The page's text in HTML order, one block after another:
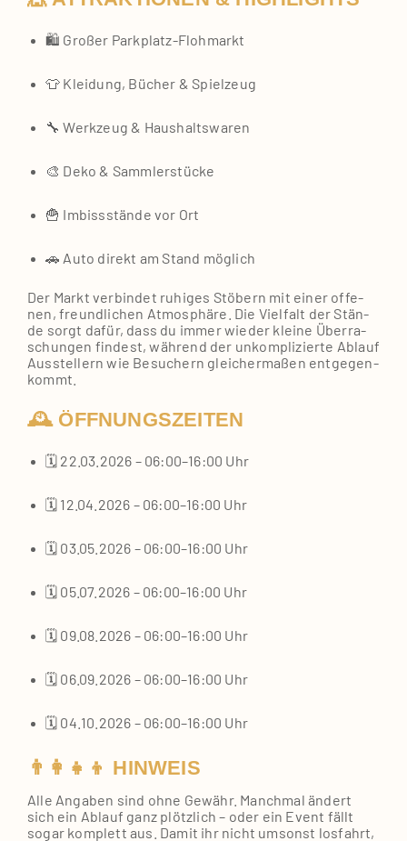
🛍️ Gro­ßer Parkplatz‑Flohmarkt
👕 Klei­dung, Bücher & Spiel­zeug
🔧 Werk­zeug & Haus­halts­wa­ren
🎨 Deko & Samm­ler­stü­cke
🍟 Imbiss­stän­de vor Ort
🚗 Auto direkt am Stand mög­lich
Der Markt ver­bin­det ruhi­ges Stö­bern mit einer offe­
nen, freund­li­chen Atmo­sphä­re. Die Viel­falt der Stän­
de sorgt dafür, dass du immer wie­der klei­ne Über­ra­
schun­gen fin­dest, wäh­rend der unkom­pli­zier­te Ablauf
Aus­stel­lern wie Besu­chern glei­cher­ma­ßen ent­ge­gen­
kommt.
🕰️ ÖFFNUNGSZEITEN
🗓️ 22.03.2026 – 06:00–16:00 Uhr
🗓️ 12.04.2026 – 06:00–16:00 Uhr
🗓️ 03.05.2026 – 06:00–16:00 Uhr
🗓️ 05.07.2026 – 06:00–16:00 Uhr
🗓️ 09.08.2026 – 06:00–16:00 Uhr
🗓️ 06.09.2026 – 06:00–16:00 Uhr
🗓️ 04.10.2026 – 06:00–16:00 Uhr
👨‍👩‍👧‍👦 HINWEIS
Alle Anga­ben sind ohne Gewähr. Manch­mal ändert
sich ein Ablauf ganz plötz­lich – oder ein Event fällt
sogar kom­plett aus. Damit ihr nicht umsonst los­fahrt,